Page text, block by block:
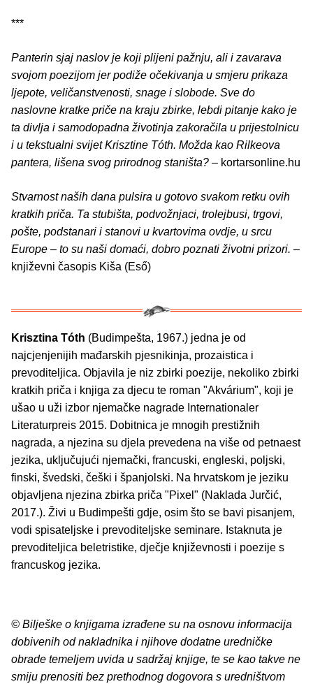
***
Panterin sjaj naslov je koji plijeni pažnju, ali i zavarava
svojom poezijom jer podiže očekivanja u smjeru prikaza
ljepote, veličanstvenosti, snage i slobode. Sve do
naslovne kratke priče na kraju zbirke, lebdi pitanje kako je
ta divlja i samodopadna životinja zakoračila u prijestolnicu
i u tekstualni svijet Krisztine Tóth. Možda kao Rilkeova
pantera, lišena svog prirodnog staništa? – kortarsonline.hu
Stvarnost naših dana pulsira u gotovo svakom retku ovih
kratkih priča. Ta stubišta, podvožnjaci, trolejbusi, trgovi,
pošte, podstanari i stanovi u kvartovima ovdje, u srcu
Europe – to su naši domaći, dobro poznati životni prizori. –
književni časopis Kiša (Eső)
Krisztina Tóth (Budimpešta, 1967.) jedna je od
najcjenjenijih mađarskih pjesnikinja, prozaistica i
prevoditeljica. Objavila je niz zbirki poezije, nekoliko zbirki
kratkih priča i knjiga za djecu te roman "Akvárium", koji je
ušao u uži izbor njemačke nagrade Internationaler
Literaturpreis 2015. Dobitnica je mnogih prestižnih
nagrada, a njezina su djela prevedena na više od petnaest
jezika, uključujući njemački, francuski, engleski, poljski,
finski, švedski, češki i španjolski. Na hrvatskom je jeziku
objavljena njezina zbirka priča "Pixel" (Naklada Jurčić,
2017.). Živi u Budimpešti gdje, osim što se bavi pisanjem,
vodi spisateljske i prevoditeljske seminare. Istaknuta je
prevoditeljica beletristike, dječje književnosti i poezije s
francuskog jezika.
© Bilješke o knjigama izrađene su na osnovu informacija
dobivenih od nakladnika i njihove dodatne uredničke
obrade temeljem uvida u sadržaj knjige, te se kao takve ne
smiju prenositi bez prethodnog dogovora s uredništvom